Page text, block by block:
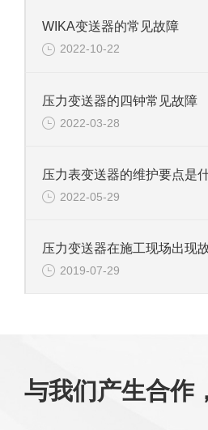
WIKA变送器的常见故障
2022-10-22
压力变送器的四钟常见故障
2022-03-28
压力表变送器的维护要点是
2022-05-29
2019-07-29
与我们产生合作